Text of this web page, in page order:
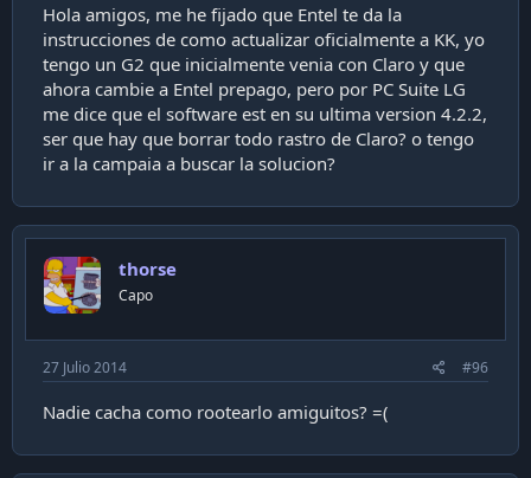
Hola amigos, me he fijado que Entel te da la
instrucciones de como actualizar oficialmente a KK, yo
tengo un G2 que inicialmente venia con Claro y que
ahora cambie a Entel prepago, pero por PC Suite LG
me dice que el software est en su ultima version 4.2.2,
ser que hay que borrar todo rastro de Claro? o tengo
ir a la campaia a buscar la solucion?
thorse
Capo
27 Julio 2014 #96
Nadie cacha como rootearlo amiguitos? =(